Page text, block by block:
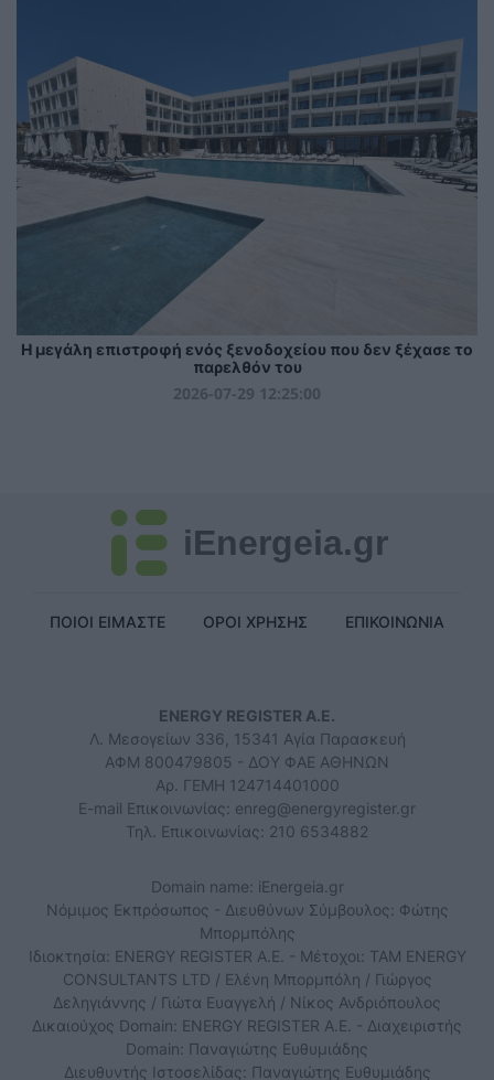
Η μεγάλη επιστροφή ενός ξενοδοχείου που δεν ξέχασε το
παρελθόν του
2026-07-29 12:25:00
iEnergeia.gr
ΠΟΙΟΙ ΕΙΜΑΣΤΕ ΟΡΟΙ ΧΡΗΣΗΣ ΕΠΙΚΟΙΝΩΝΙΑ
ENERGY REGISTER Α.Ε.
Λ. Μεσογείων 336, 15341 Αγία Παρασκευή
ΑΦΜ 800479805 - ΔΟΥ ΦΑΕ ΑΘΗΝΩΝ
Αρ. ΓΕΜΗ 124714401000
E-mail Επικοινωνίας: enreg@energyregister.gr
Τηλ. Επικοινωνίας: 210 6534882
Domain name: iEnergeia.gr
Νόμιμος Εκπρόσωπος - Διευθύνων Σύμβουλος: Φώτης
Μπορμπόλης
Ιδιοκτησία: ENERGY REGISTER Α.Ε. - Μέτοχοι: TAM ENERGY
CONSULTANTS LTD / Ελένη Μπορμπόλη / Γιώργος
Δεληγιάννης / Γιώτα Ευαγγελή / Νίκος Ανδριόπουλος
Δικαιούχος Domain: ENERGY REGISTER Α.Ε. - Διαχειριστής
Domain: Παναγιώτης Ευθυμιάδης
Διευθυντής Ιστοσελίδας: Παναγιώτης Ευθυμιάδης